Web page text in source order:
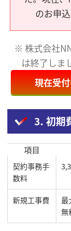
のお申
※ 株式会社
は終了しま
現在受
3. 初期
項目
契約事務手
数料
新規工事費
最
無